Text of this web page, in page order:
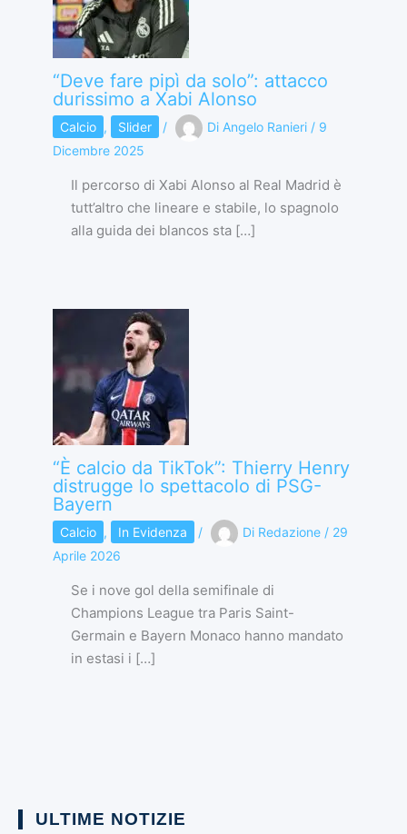
“Deve fare pipì da solo”: attacco
durissimo a Xabi Alonso
Calcio , Slider / Di Angelo Ranieri / 9
Dicembre 2025
Il percorso di Xabi Alonso al Real Madrid è
tutt’altro che lineare e stabile, lo spagnolo
alla guida dei blancos sta […]
“È calcio da TikTok”: Thierry Henry
distrugge lo spettacolo di PSG-
Bayern
Calcio , In Evidenza / Di Redazione / 29
Aprile 2026
Se i nove gol della semifinale di
Champions League tra Paris Saint-
Germain e Bayern Monaco hanno mandato
in estasi i […]
ULTIME NOTIZIE